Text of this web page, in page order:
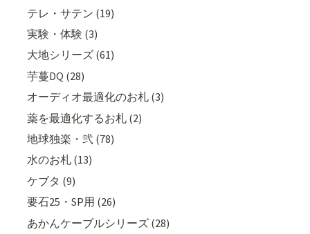
テレ・サテン (19)
実験・体験 (3)
大地シリーズ (61)
芋蔓DQ (28)
オーディオ最適化のお札 (3)
薬を最適化するお札 (2)
地球独楽・弐 (78)
水のお札 (13)
ケブタ (9)
要石25・SP用 (26)
あかんケーブルシリーズ (28)